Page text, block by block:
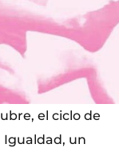
el ciclo de
Igualdad, un